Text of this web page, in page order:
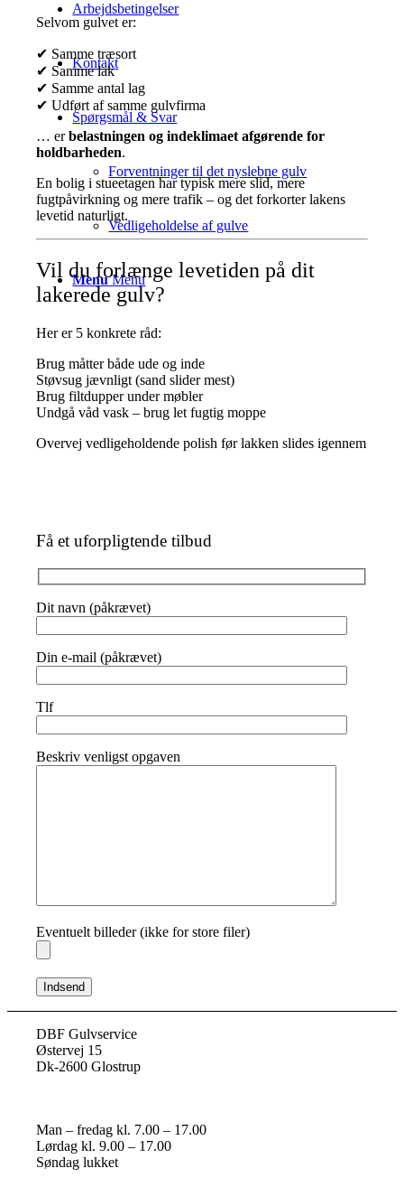
Arbejdsbetingelser
Kontakt
Spørgsmål & Svar
Forventninger til det nyslebne gulv
Vedligeholdelse af gulve
Menu Menu
Selvom gulvet er:
✔ Samme træsort
✔ Samme lak
✔ Samme antal lag
✔ Udført af samme gulvfirma
… erbelastningen og indeklimaet afgørende for
holdbarheden.
En bolig i stueetagen har typisk mere slid, mere
fugtpåvirkning og mere trafik – og det forkorter lakens
levetid naturligt.
Vil du forlænge levetiden på dit
lakerede gulv?
Her er 5 konkrete råd:
Brug måtter både ude og inde
Støvsug jævnligt (sand slider mest)
Brug filtdupper under møbler
Undgå våd vask – brug let fugtig moppe
Overvej vedligeholdende polish før lakken slides igennem
Få et uforpligtende tilbud
Dit navn (påkrævet)
Din e-mail (påkrævet)
Tlf
Beskriv venligst opgaven
Eventuelt billeder (ikke for store filer)
DBF Gulvservice
Østervej 15
Dk-2600 Glostrup
Man – fredag kl. 7.00 – 17.00
Lørdag kl. 9.00 – 17.00
Søndag lukket